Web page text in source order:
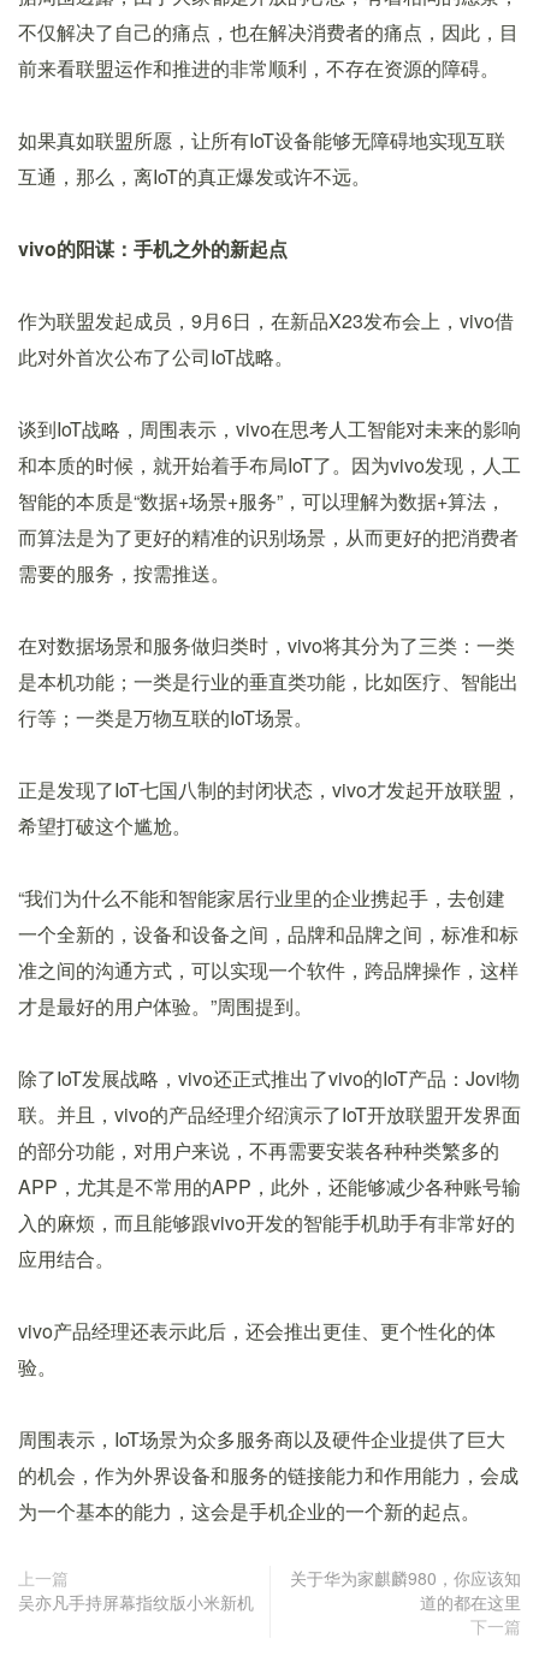
不仅解决了自己的痛点，也在解决消费者的痛点，因此，目
前来看联盟运作和推进的非常顺利，不存在资源的障碍。
如果真如联盟所愿，让所有IoT设备能够无障碍地实现互联
互通，那么，离IoT的真正爆发或许不远。
vivo的阳谋：手机之外的新起点
作为联盟发起成员，9月6日，在新品X23发布会上，vivo借
此对外首次公布了公司IoT战略。
谈到IoT战略，周围表示，vivo在思考人工智能对未来的影响
和本质的时候，就开始着手布局IoT了。因为vivo发现，人工
智能的本质是“数据+场景+服务”，可以理解为数据+算法，
而算法是为了更好的精准的识别场景，从而更好的把消费者
需要的服务，按需推送。
在对数据场景和服务做归类时，vivo将其分为了三类：一类
是本机功能；一类是行业的垂直类功能，比如医疗、智能出
行等；一类是万物互联的IoT场景。
正是发现了IoT七国八制的封闭状态，vivo才发起开放联盟，
希望打破这个尴尬。
“我们为什么不能和智能家居行业里的企业携起手，去创建
一个全新的，设备和设备之间，品牌和品牌之间，标准和标
准之间的沟通方式，可以实现一个软件，跨品牌操作，这样
才是最好的用户体验。”周围提到。
除了IoT发展战略，vivo还正式推出了vivo的IoT产品：Jovi物
联。并且，vivo的产品经理介绍演示了IoT开放联盟开发界面
的部分功能，对用户来说，不再需要安装各种种类繁多的
APP，尤其是不常用的APP，此外，还能够减少各种账号输
入的麻烦，而且能够跟vivo开发的智能手机助手有非常好的
应用结合。
vivo产品经理还表示此后，还会推出更佳、更个性化的体
验。
周围表示，IoT场景为众多服务商以及硬件企业提供了巨大
的机会，作为外界设备和服务的链接能力和作用能力，会成
为一个基本的能力，这会是手机企业的一个新的起点。
上一篇
吴亦凡手持屏幕指纹版小米新机
关于华为家麒麟980，你应该知
道的都在这里
下一篇